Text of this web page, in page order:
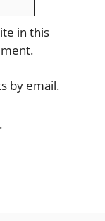
in this
by email.